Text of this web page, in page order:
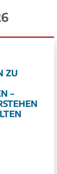
ZU
–